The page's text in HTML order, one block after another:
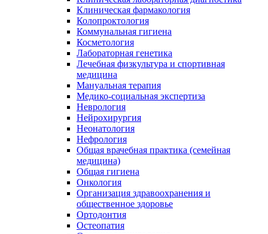
Клиническая фармакология
Колопроктология
Коммунальная гигиена
Косметология
Лабораторная генетика
Лечебная физкультура и спортивная
медицина
Мануальная терапия
Медико-социальная экспертиза
Неврология
Нейрохирургия
Неонатология
Нефрология
Общая врачебная практика (семейная
медицина)
Общая гигиена
Онкология
Организация здравоохранения и
общественное здоровье
Ортодонтия
Остеопатия